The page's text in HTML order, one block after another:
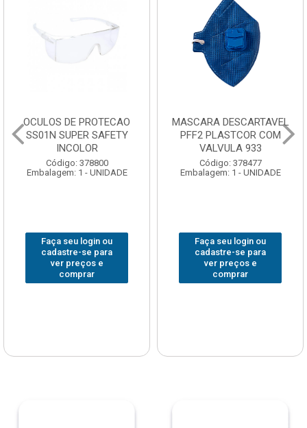
OCULOS DE PROTECAO
SS01N SUPER SAFETY
INCOLOR
Código: 378800
Embalagem: 1 - UNIDADE
Faça seu login ou
cadastre-se para
ver preços e
comprar
MASCARA DESCARTAVEL
PFF2 PLASTCOR COM
VALVULA 933
Código: 378477
Embalagem: 1 - UNIDADE
Faça seu login ou
cadastre-se para
ver preços e
comprar